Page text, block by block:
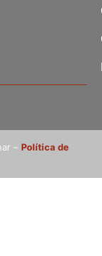
– Política de